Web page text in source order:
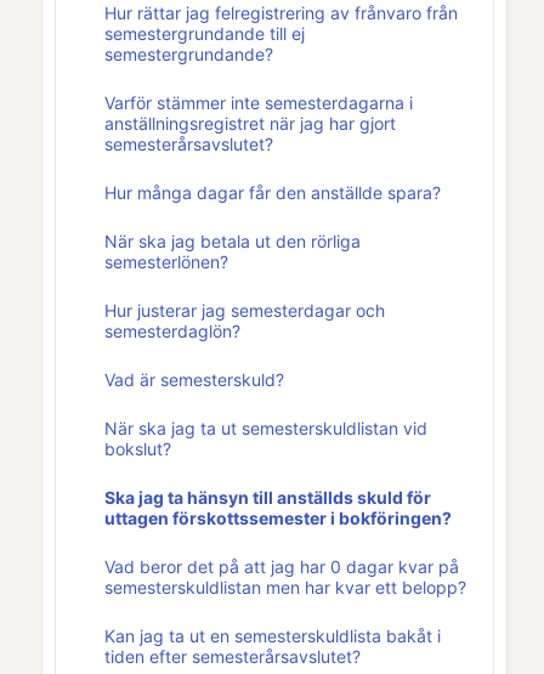
Hur rättar jag felregistrering av frånvaro från
semestergrundande till ej
semestergrundande?
Varför stämmer inte semesterdagarna i
anställningsregistret när jag har gjort
semesterårsavslutet?
Hur många dagar får den anställde spara?
När ska jag betala ut den rörliga
semesterlönen?
Hur justerar jag semesterdagar och
semesterdaglön?
Vad är semesterskuld?
När ska jag ta ut semesterskuldlistan vid
bokslut?
Ska jag ta hänsyn till anställds skuld för
uttagen förskottssemester i bokföringen?
Vad beror det på att jag har 0 dagar kvar på
semesterskuldlistan men har kvar ett belopp?
Kan jag ta ut en semesterskuldlista bakåt i
tiden efter semesterårsavslutet?